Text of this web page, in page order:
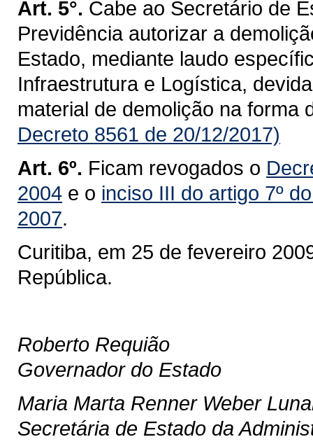
Art. 5°. Cabe ao Secretário de
Previdência autorizar a
Estado, mediante laudo
Infraestrutura e Logística,
material de demolição na forma
Decreto 8561 de 20/12/2017)
Art. 6º. Ficam revogados o
2004 e o inciso III do artigo 7º
2007.
Curitiba, em 25 de fevereiro
República.
Roberto Requião
Governador do Estado
Maria Marta Renner Weber
Secretária de Estado da